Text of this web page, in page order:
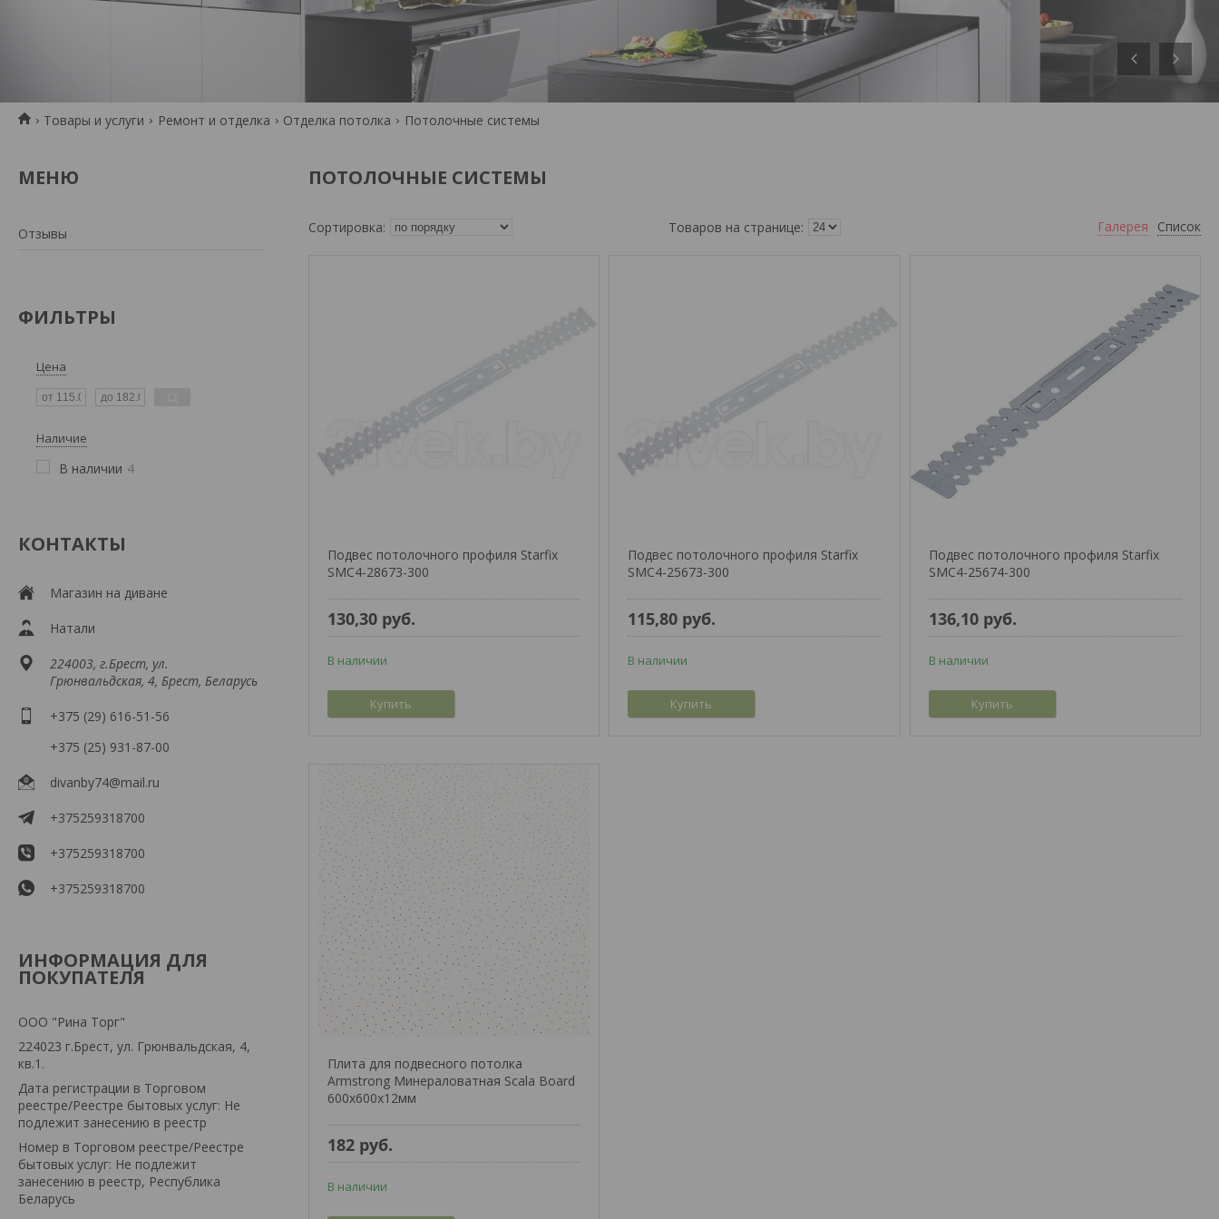
Товары и услуги Ремонт и отделка Отделка потолка Потолочные системы
Отзывы
ФИЛЬТРЫ
Цена
Наличие
В наличии 4
КОНТАКТЫ
Магазин на диване
Натали
224003, г.Брест, ул.
Грюнвальдская, 4, Брест, Беларусь
+375 (29) 616-51-56
+375 (25) 931-87-00
divanby74@mail.ru
+375259318700
+375259318700
+375259318700
ИНФОРМАЦИЯ ДЛЯ
ПОКУПАТЕЛЯ
ООО "Рина Торг"
224023 г.Брест, ул. Грюнвальдская, 4,
кв.1.
Дата регистрации в Торговом
реестре/Реестре бытовых услуг: Не
подлежит занесению в реестр
Номер в Торговом реестре/Реестре
бытовых услуг: Не подлежит
занесению в реестр, Республика
Беларусь
ПОТОЛОЧНЫЕ СИСТЕМЫ
Галерея Список
Подвес потолочного профиля Starfix
SMC4-28673-300
130,30 руб.
В наличии
Купить
Подвес потолочного профиля Starfix
SMC4-25673-300
115,80 руб.
В наличии
Купить
Подвес потолочного профиля Starfix
SMC4-25674-300
136,10 руб.
В наличии
Купить
Плита для подвесного потолка
Armstrong Минераловатная Scala Board
600x600x12мм
182 руб.
В наличии